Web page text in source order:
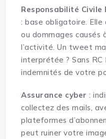
Responsabilité Civile
: base obligatoire. Elle
ou dommages causés
l’activité. Un tweet
interprétée ? Sans RC
indemnités de votre
Assurance cyber :
collectez des mails,
plateformes
peut ruiner votre